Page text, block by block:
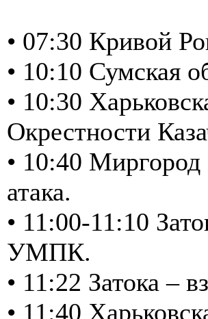
• 07:30 Кривой
• 10:10 Сумская
• 10:30
Окрестности
• 10:40 Миргород
атака.
• 11:00-11:10
УМПК.
• 11:22 Затока
• 11:40